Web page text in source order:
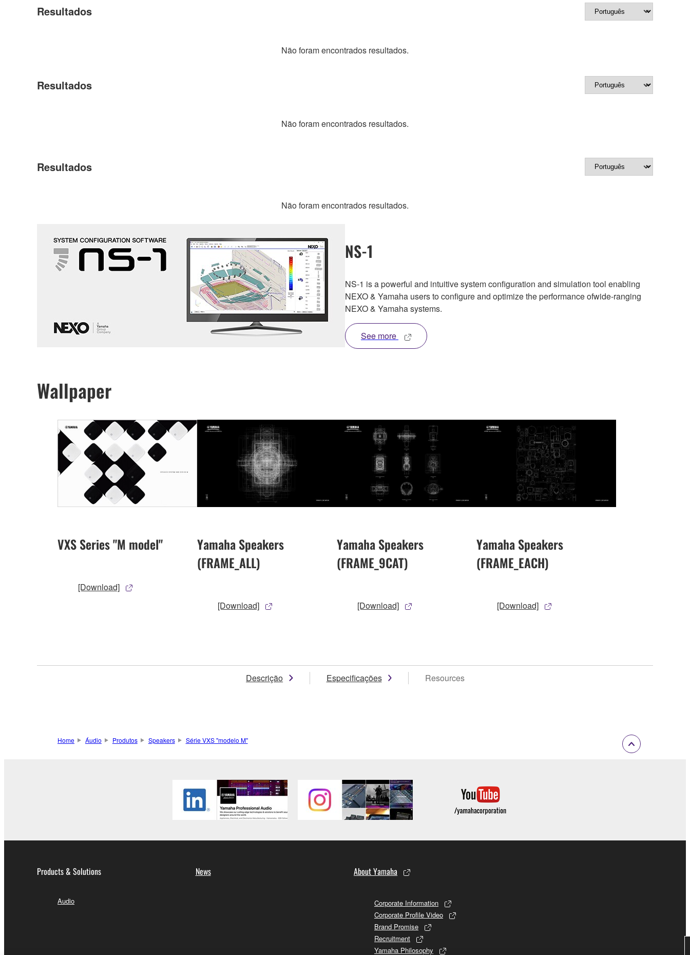
Resultados
Não foram encontrados resultados.
Resultados
Não foram encontrados resultados.
Resultados
Não foram encontrados resultados.
NS-1
NS-1 is a powerful and intuitive system configuration and simulation tool enabling
NEXO & Yamaha users to configure and optimize the performance ofwide-ranging
NEXO & Yamaha systems.
See more
Wallpaper
VXS Series "M model"
[Download]
Yamaha Speakers
(FRAME_ALL)
[Download]
Yamaha Speakers
(FRAME_9CAT)
[Download]
Yamaha Speakers
(FRAME_EACH)
[Download]
Descrição Especificações Resources
Home Áudio Produtos Speakers Série VXS "modelo M"
Products & Solutions
Audio
News About Yamaha
Corporate Information
Corporate Profile Video
Brand Promise
Recruitment
Yamaha Philosophy